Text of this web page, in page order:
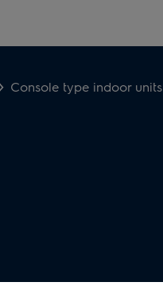
Console type indoor units